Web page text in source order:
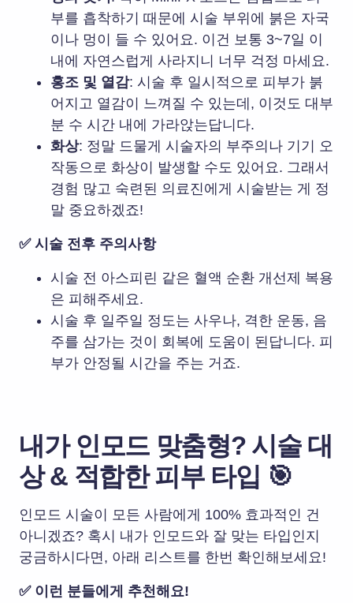
부를 흡착하기 때문에 시술 부위에 붉은 자국
이나 멍이 들 수 있어요. 이건 보통 3~7일 이
내에 자연스럽게 사라지니
너무 걱정 마세요.
홍조 및 열감: 시술 후 일시적으로 피부가 붉
어지고 열감이 느껴질 수 있는데, 이것도 대부
분 수 시간 내에 가라앉는답니다.
화상: 정말 드물게 시술자의 부주의나 기기 오
작동으로 화상이 발생할 수도 있어요. 그래서
경험 많고 숙련된 의료진에게 시술받는 게 정
말 중요하겠죠!
✅ 시술 전후 주의사항
시술 전 아스피린 같은 혈액 순환 개선제 복용
은 피해주세요.
시술 후 일주일 정도는 사우나, 격한 운동, 음
주를 삼가는 것이 회복에 도움이 된답니다. 피
부가 안정될 시간을 주는 거죠.
내가 인모드 맞춤형? 시술 대
상 & 적합한 피부 타입 🎯
인모드 시술이 모든 사람에게 100% 효과적인 건
아니겠죠? 혹시 내가 인모드와 잘 맞는 타입인지
궁금하시다면, 아래 리스트를 한번 확인해보세요!
✅ 이런 분들에게 추천해요!